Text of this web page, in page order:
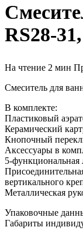
RS28-
На чтение 2 мин
Смеситель для
В комплекте:
Пластиковый
Керамический
Кнопочный
Аксессуары в
5-функциональная
вертикального
Металлическая
Упаковочные
Габариты